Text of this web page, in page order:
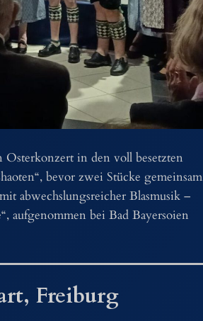
Osterkonzert in den voll besetzten
bevor zwei Stücke gemeinsam
abwechslungsreicher Blasmusik –
aufgenommen bei Bad Bayersoien
Freiburg